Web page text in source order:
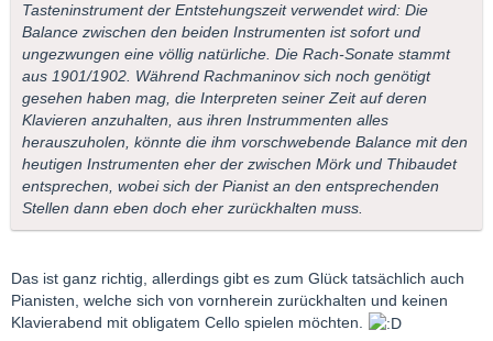
Tasteninstrument der Entstehungszeit verwendet wird: Die
Balance zwischen den beiden Instrumenten ist sofort und
ungezwungen eine völlig natürliche. Die Rach-Sonate stammt
aus 1901/1902. Während Rachmaninov sich noch genötigt
gesehen haben mag, die Interpreten seiner Zeit auf deren
Klavieren anzuhalten, aus ihren Instrummenten alles
herauszuholen, könnte die ihm vorschwebende Balance mit den
heutigen Instrumenten eher der zwischen Mörk und Thibaudet
entsprechen, wobei sich der Pianist an den entsprechenden
Stellen dann eben doch eher zurückhalten muss.
Das ist ganz richtig, allerdings gibt es zum Glück tatsächlich auch
Pianisten, welche sich von vornherein zurückhalten und keinen
Klavierabend mit obligatem Cello spielen möchten.